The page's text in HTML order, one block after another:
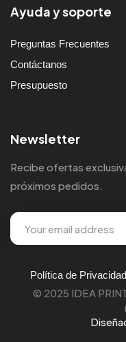
Ayuda y soporte
Preguntas Frecuentes
Contáctanos
Presupuesto
Newsletter
Recibe ofertas
próximos pedidos.
Política de Privacidad
© 2025 IDEA